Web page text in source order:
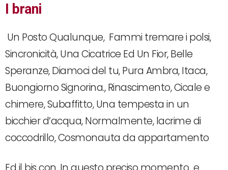
I brani
Un Posto Qualunque, Fammi tremare i polsi,
Sincronicità, Una Cicatrice Ed Un Fior, Belle
Speranze, Diamoci del tu, Pura Ambra, Itaca,
Buongiorno Signorina., Rinascimento, Cicale e
chimere, Subaffitto, Una tempesta in un
bicchier d’acqua, Normalmente, lacrime di
coccodrillo, Cosmonauta da appartamento